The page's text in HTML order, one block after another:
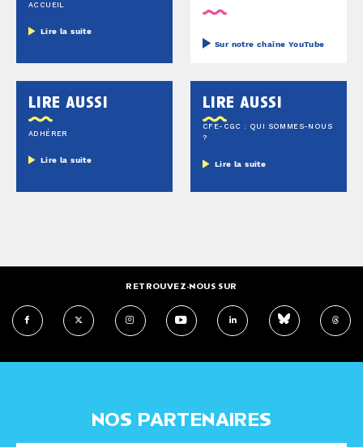
ACCUEIL
Lire la suite
Sur notre chaîne YouTube
lire aussi
ADHÉRER
Lire la suite
lire aussi
CFE-CGC : QUI SOMMES-NOUS
?
Lire la suite
RETROUVEZ-NOUS SUR
NOS PARTENAIRES